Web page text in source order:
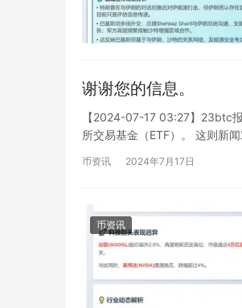
谢谢您的信息。
【2024-07-17 03:27】23btc
所交易基金（ETF）。 这则新
币资讯 2024年7月17日
币资讯